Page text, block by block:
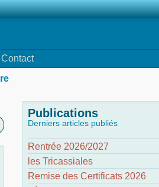
Contact
Publications
Derniers articles publiés
Rentrée 2026/2027
les Tricassiales
Remise des Certificats 2026